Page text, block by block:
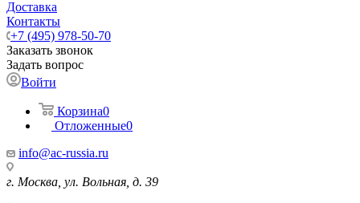
Доставка
Контакты
+7 (495) 978-50-70
Заказать звонок
Задать вопрос
Войти
Корзина0
Отложенные0
info@ac-russia.ru
г. Москва, ул. Вольная, д. 39